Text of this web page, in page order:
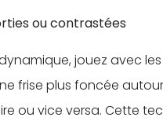
ou contrastées
jouez avec les
frise plus foncée autour
ou vice versa. Cette